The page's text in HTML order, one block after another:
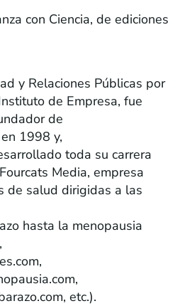
con Ciencia, de ediciones
y Relaciones Públicas por
de Empresa, fue
de
1998 y,
toda su carrera
Media, empresa
de salud dirigidas a las
hasta la menopausia
etc.).